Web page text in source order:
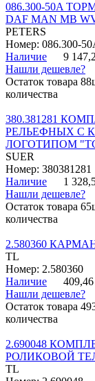
086.300-50A
DAF MAN MB
PETERS
Номер: 086.300-
Наличие
9
Нашли дешевле?
Остаток товара
количества
380.381281
РЕЛЬЕФНЫХ С
ЛОГОТИПОМ
SUER
Номер: 380381281
Наличие
1
Нашли дешевле?
Остаток товара
количества
2.580360
TL
Номер: 2.580360
Наличие
Нашли дешевле?
Остаток товара
количества
2.690048
РОЛИКОВОЙ
TL